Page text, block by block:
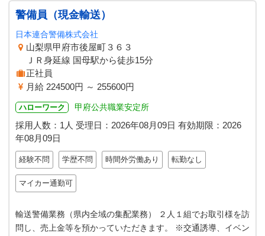
警備員（現金輸送）
日本連合警備株式会社
山梨県甲府市後屋町３６３
ＪＲ身延線 国母駅から徒歩15分
正社員
月給 224500円 ～ 255600円
ハローワーク 甲府公共職業安定所
採用人数：1人 受理日： 2026年08月09日 有効期限： 2026
年08月09日
経験不問 学歴不問 時間外労働あり 転勤なし
マイカー通勤可
輸送警備業務（県内全域の集配業務） ２人１組でお取引様を訪
問し、売上金等を預かっていただきます。 ※交通誘導、イベン